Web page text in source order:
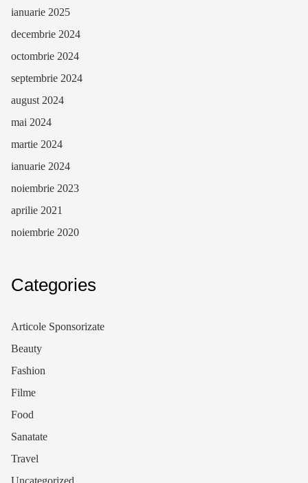
ianuarie 2025
decembrie 2024
octombrie 2024
septembrie 2024
august 2024
mai 2024
martie 2024
ianuarie 2024
noiembrie 2023
aprilie 2021
noiembrie 2020
Categories
Articole Sponsorizate
Beauty
Fashion
Filme
Food
Sanatate
Travel